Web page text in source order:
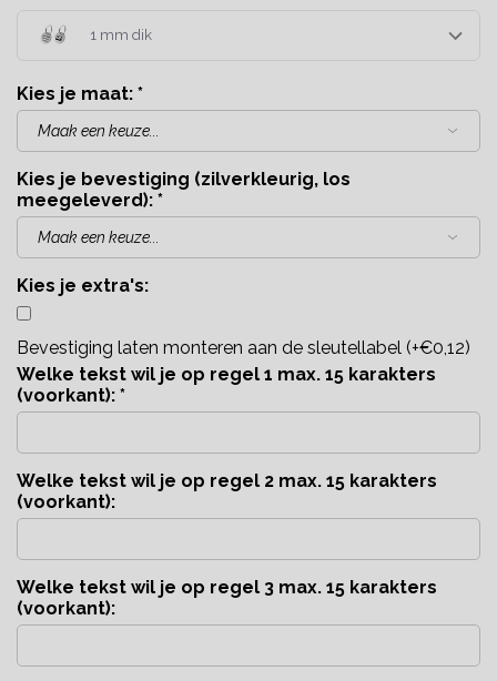
1 mm dik
Kies je maat: *
Kies je bevestiging (zilverkleurig, los
meegeleverd): *
Kies je extra's:
Bevestiging laten monteren aan de sleutellabel (+€0,12)
Welke tekst wil je op regel 1 max. 15 karakters
(voorkant): *
Welke tekst wil je op regel 2 max. 15 karakters
(voorkant):
Welke tekst wil je op regel 3 max. 15 karakters
(voorkant):